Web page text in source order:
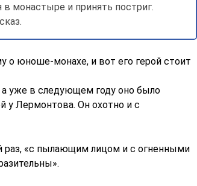
в монастыре и принять постриг.
о юноше-монахе, и вот его герой стоит
уже в следующем году оно было
у Лермонтова. Он охотно и с
раз, «с пылающим лицом и с огненными